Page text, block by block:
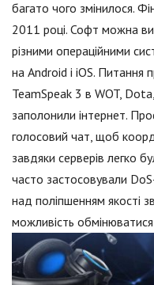
багато чого змінилося.
2011 році. Софт можна
різними операційними
на Android і iOS. Питання
TeamSpeak 3 в WOT,
заполонили інтернет.
голосовий чат, щоб
завдяки серверів легко
часто застосовували
над поліпшенням якості
можливість